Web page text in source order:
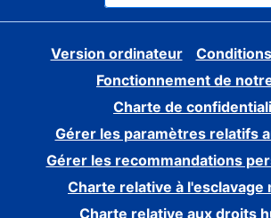
Version ordinateur
Fonctionnement de
Charte de
Gérer les paramètres relatifs
Gérer les recommandations
Charte relative à l'esclavage
Charte relative aux droits